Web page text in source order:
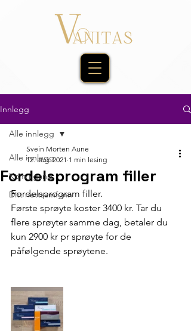
Innlegg
Alle innlegg
Kom i gang
Ditt nettsamfunn
Alle innlegg
Fordelsprogram filler
Svein Morten Aune
12. aug. 2021 1 min lesing
Fordelsprogram filler.
Første sprøyte koster 3400 kr. Tar du
flere sprøyter samme dag, betaler du
kun 2900 kr pr sprøyte for de
påfølgende sprøytene.